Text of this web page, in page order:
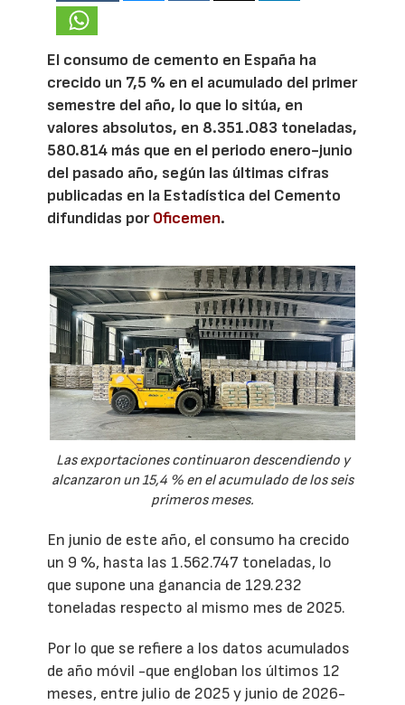
El consumo de cemento en España ha
crecido un 7,5 % en el acumulado del primer
semestre del año, lo que lo sitúa, en
valores absolutos, en 8.351.083 toneladas,
580.814 más que en el periodo enero-junio
del pasado año, según las últimas cifras
publicadas en la Estadística del Cemento
difundidas porOficemen.
Las exportaciones continuaron descendiendo y
alcanzaron un 15,4 % en el acumulado de los seis
primeros meses.
En junio de este año, el consumo ha crecido
un 9 %, hasta las 1.562.747 toneladas, lo
que supone una ganancia de 129.232
toneladas respecto al mismo mes de 2025.
Por lo que se refiere a los datos acumulados
de año móvil -que engloban los últimos 12
meses, entre julio de 2025 y junio de 2026-